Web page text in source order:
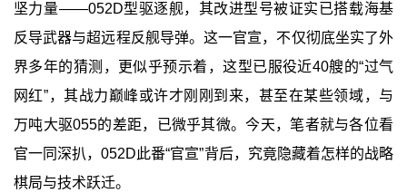
坚力量——052D型驱逐舰，其改进型号被证实已搭载海基
反导武器与超远程反舰导弹。这一官宣，不仅彻底坐实了外
界多年的猜测，更似乎预示着，这型已服役近40艘的“过气
网红”，其战力巅峰或许才刚刚到来，甚至在某些领域，与
万吨大驱055的差距，已微乎其微。今天，笔者就与各位看
官一同深扒，052D此番“官宣”背后，究竟隐藏着怎样的战略
棋局与技术跃迁。